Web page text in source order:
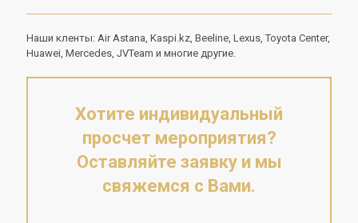
Наши кленты: Air Astana, Kaspi.kz, Beeline, Lexus, Toyota Center,
Huawei, Mercedes, JVTeam и многие другие.
Хотите индивидуальный
просчет мероприятия?
Оставляйте заявку и мы
свяжемся с Вами.